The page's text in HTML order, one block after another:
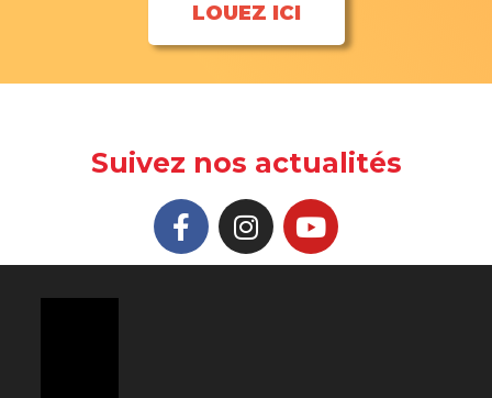
LOUEZ ICI
Suivez nos actualités